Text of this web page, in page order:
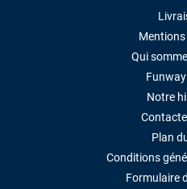
Qui
Notre
Plan
Conditions
Formulaire